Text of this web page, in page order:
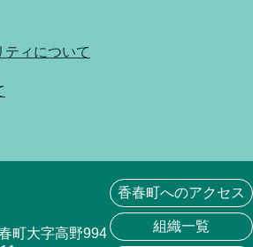
ティについて
町大字高野994
香春町へのアクセス
組織一覧